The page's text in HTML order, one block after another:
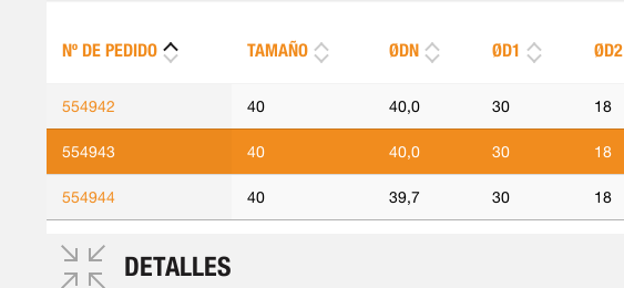
Nº DE PEDIDO TAMAÑO ØDN ØD1 ØD2
554942 40 40,0 30 18
554943 40 40,0 30 18
554944 40 39,7 30 18
DETALLES